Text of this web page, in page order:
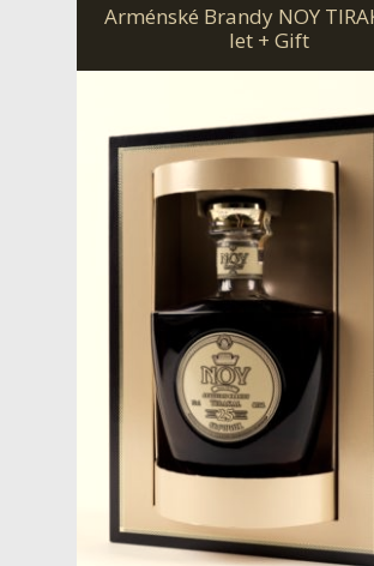
Arménské Brandy NOY
let + Gift